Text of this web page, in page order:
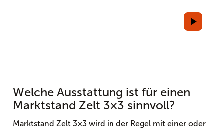
Welche Ausstattung ist für einen
Marktstand Zelt 3×3 sinnvoll?
Marktstand Zelt 3×3 wird in der Regel mit einer oder